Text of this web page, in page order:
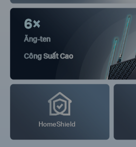
6×
Ăng-ten
Công Suất Cao
HomeShield